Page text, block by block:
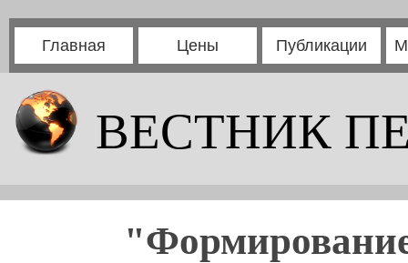
Главная Цены Публикации
ВЕСТНИК
"Формирование